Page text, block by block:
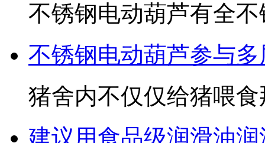
不锈钢电动葫芦有全
不锈钢电动葫芦参与
猪舍内不仅仅给猪喂
建议用食品级润滑油